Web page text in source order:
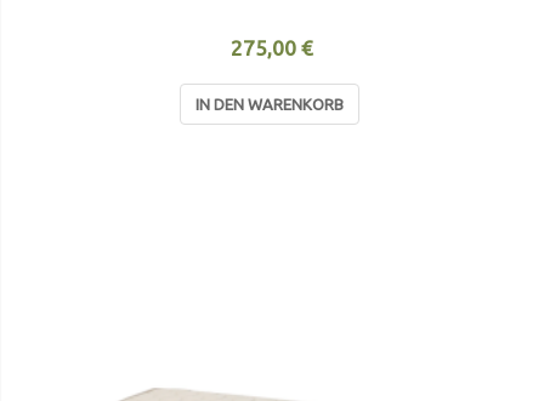
275,00 €
IN DEN WARENKORB